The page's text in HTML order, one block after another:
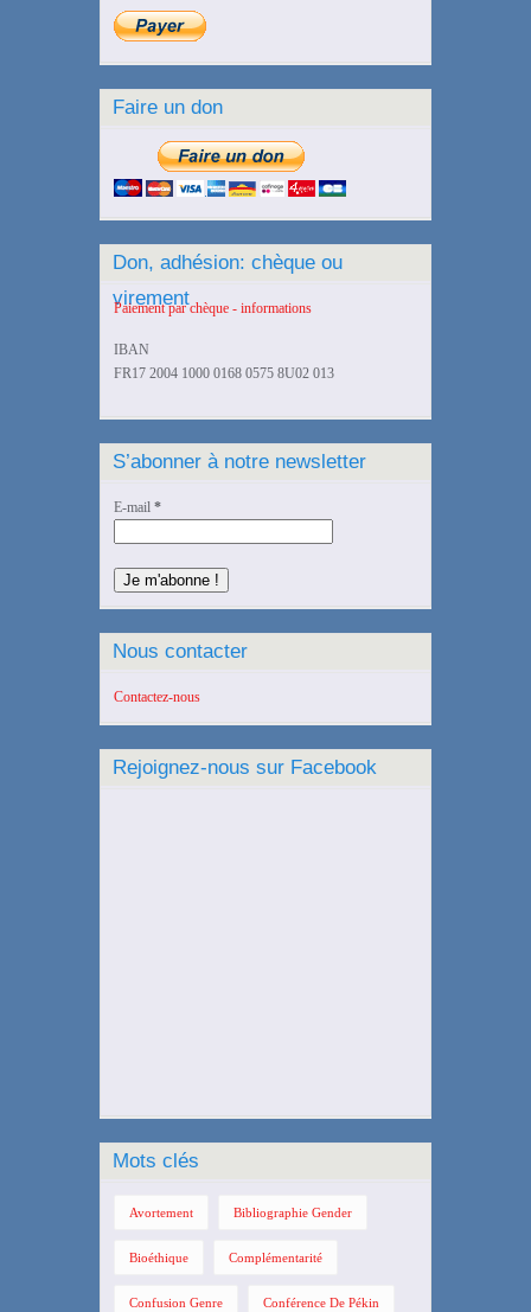
Faire un don
Don, adhésion: chèque ou
virement
Paiement par chèque - informations
IBAN
FR17 2004 1000 0168 0575 8U02 013
S’abonner à notre newsletter
E-mail *
Nous contacter
Contactez-nous
Rejoignez-nous sur Facebook
Mots clés
Avortement Bibliographie Gender
Bioéthique Complémentarité
Confusion Genre Conférence De Pékin